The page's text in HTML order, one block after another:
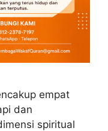
empat
dan
spiritual